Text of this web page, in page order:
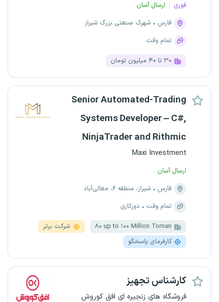
فوری
ارسال آسان
فارس
شهرک صنعتی بزرگ شیراز
تمام وقت
۳۰ تا ۴۰ میلیون تومان
Senior Automated-Trading
Systems Developer – C#,
NinjaTrader and Rithmic
Maxi Investment
ارسال آسان
فارس
شیراز، منطقه ۶، معالی‌آباد
تمام وقت
دورکاری
۸۰ up to ۱۰۰ Million Toman
شرکت برتر
کارفرمای پاسخگو
کارشناس تجهیز
فروشگاه های زنجیره ای افق کوروش